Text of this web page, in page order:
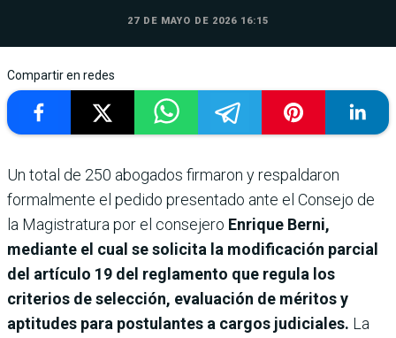
27 DE MAYO DE 2026 16:15
Compartir en redes
Un total de 250 abogados firmaron y respaldaron
formalmente el pedido presentado ante el Consejo de
la Magistratura por el consejero Enrique Berni,
mediante el cual se solicita la modificación parcial
del artículo 19 del reglamento que regula los
criterios de selección, evaluación de méritos y
aptitudes para postulantes a cargos judiciales. La